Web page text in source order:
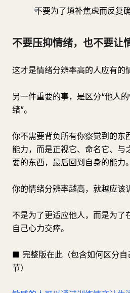
不要为了填补焦虑而反复确
不要压抑情绪，也不要让
这才是情绪分辨率高的人应有的
另一件重要的事，是区分“他人
绪”。
你不需要背负所有你察觉到的东
能力，而是正视它、命名它、与
要的东西，最后回到自身的能力。
你的情绪分辨率越高，就越应该
不是为了更适应他人，而是为了
自己心力交瘁。
■ 完整版在此（包含如何区分自
节）